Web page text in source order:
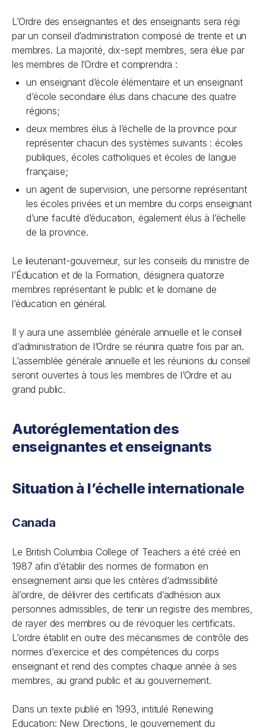
L’Ordre des enseignantes et des enseignants sera régi
par un conseil d’administration composé de trente et un
membres. La majorité, dix-sept membres, sera élue par
les membres de l’Ordre et comprendra :
un enseignant d’école élémentaire et un enseignant
d’école secondaire élus dans chacune des quatre
régions;
deux membres élus à l’échelle de la province pour
représenter chacun des systèmes suivants : écoles
publiques, écoles catholiques et écoles de langue
française;
un agent de supervision, une personne représentant
les écoles privées et un membre du corps enseignant
d’une faculté d’éducation, également élus à l’échelle
de la province.
Le lieutenant-gouverneur, sur les conseils du ministre de
l’Éducation et de la Formation, désignera quatorze
membres représentant le public et le domaine de
l’éducation en général.
Il y aura une assemblée générale annuelle et le conseil
d’administration de l’Ordre se réunira quatre fois par an.
L’assemblée générale annuelle et les réunions du conseil
seront ouvertes à tous les membres de l’Ordre et au
grand public.
Autoréglementation des
enseignantes et enseignants
Situation à l’échelle internationale
Canada
Le British Columbia College of Teachers a été créé en
1987 afin d’établir des normes de formation en
enseignement ainsi que les critères d’admissibilité
àl’ordre, de délivrer des certificats d’adhésion aux
personnes admissibles, de tenir un registre des membres,
de rayer des membres ou de révoquer les certificats.
L’ordre établit en outre des mécanismes de contrôle des
normes d’exercice et des compétences du corps
enseignant et rend des comptes chaque année à ses
membres, au grand public et au gouvernement.
Dans un texte publié en 1993, intitulé Renewing
Education: New Directions, le gouvernement du